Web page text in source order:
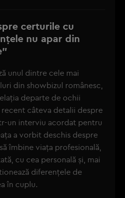
certurile cu
nu apar din
unul dintre cele mai
din showbizul românesc,
departe de ochii
câteva detalii despre
un interviu acordat pentru
a vorbit deschis despre
îmbine viața profesională,
cu cea personală și, mai
diferențele de
în cuplu.